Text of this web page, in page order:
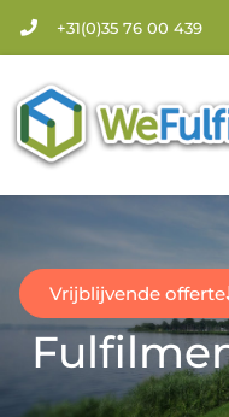
+31(0)35 76 00 439
Vrijblijvende offerte